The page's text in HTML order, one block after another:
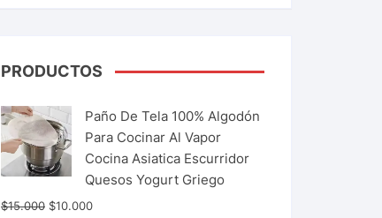
PRODUCTOS
Paño De Tela 100% Algodón
Para Cocinar Al Vapor
Cocina Asiatica Escurridor
Quesos Yogurt Griego
$15.000 $10.000